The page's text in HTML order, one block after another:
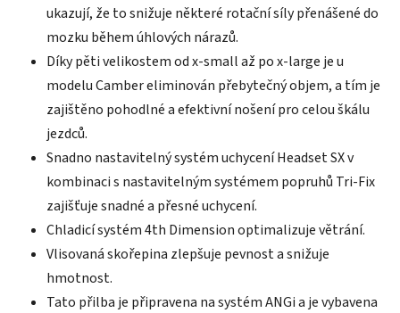
ukazují, že to snižuje některé rotační síly přenášené do
mozku během úhlových nárazů.
Díky pěti velikostem od x-small až po x-large je u
modelu Camber eliminován přebytečný objem, a tím je
zajištěno pohodlné a efektivní nošení pro celou škálu
jezdců.
Snadno nastavitelný systém uchycení Headset SX v
kombinaci s nastavitelným systémem popruhů Tri-Fix
zajišťuje snadné a přesné uchycení.
Chladicí systém 4th Dimension optimalizuje větrání.
Vlisovaná skořepina zlepšuje pevnost a snižuje
hmotnost.
Tato přilba je připravena na systém ANGi a je vybavena